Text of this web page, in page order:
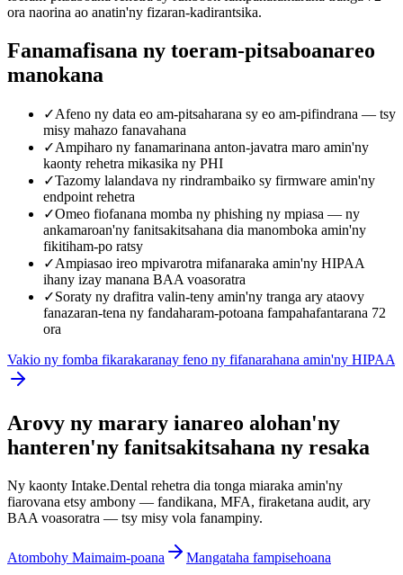
ora naorina ao anatin'ny fizaran-kadirantsika.
Fanamafisana ny toeram-pitsaboanareo
manokana
✓Afeno ny data eo am-pitsaharana sy eo am-pifindrana — tsy
misy mahazo fanavahana
✓Ampiharo ny fanamarinana anton-javatra maro amin'ny
kaonty rehetra mikasika ny PHI
✓Tazomy lalandava ny rindrambaiko sy firmware amin'ny
endpoint rehetra
✓Omeo fiofanana momba ny phishing ny mpiasa — ny
ankamaroan'ny fanitsakitsahana dia manomboka amin'ny
fikitiham-po ratsy
✓Ampiasao ireo mpivarotra mifanaraka amin'ny HIPAA
ihany izay manana BAA voasoratra
✓Soraty ny drafitra valin-teny amin'ny tranga ary ataovy
fanazaran-tena ny fandaharam-potoana fampahafantarana 72
ora
Vakio ny fomba fikarakaranay feno ny fifanarahana amin'ny HIPAA
Arovy ny marary ianareo alohan'ny
hanteren'ny fanitsakitsahana ny resaka
Ny kaonty Intake.Dental rehetra dia tonga miaraka amin'ny
fiarovana etsy ambony — fandikana, MFA, firaketana audit, ary
BAA voasoratra — tsy misy vola fanampiny.
Atombohy Maimaim-poana Mangataha fampisehoana